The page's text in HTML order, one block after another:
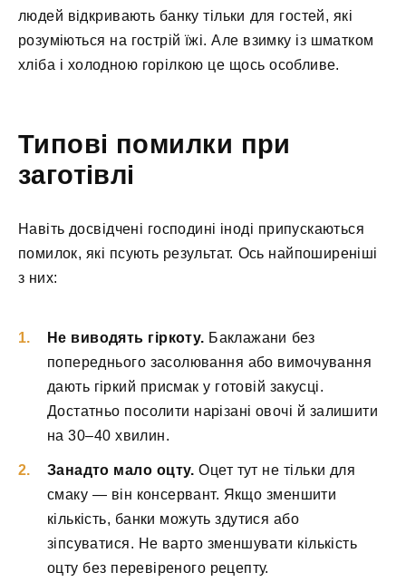
людей відкривають банку тільки для гостей, які
розуміються на гострій їжі. Але взимку із шматком
хліба і холодною горілкою це щось особливе.
Типові помилки при
заготівлі
Навіть досвідчені господині іноді припускаються
помилок, які псують результат. Ось найпоширеніші
з них:
Не виводять гіркоту. Баклажани без
попереднього засолювання або вимочування
дають гіркий присмак у готовій закусці.
Достатньо посолити нарізані овочі й залишити
на 30–40 хвилин.
Занадто мало оцту. Оцет тут не тільки для
смаку — він консервант. Якщо зменшити
кількість, банки можуть здутися або
зіпсуватися. Не варто зменшувати кількість
оцту без перевіреного рецепту.